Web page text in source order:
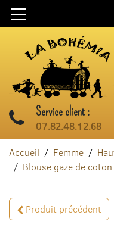
Aller au contenu
Service client :
07.82.48.12.68
Accueil Femme
Blouse gaze de
Produit précédent